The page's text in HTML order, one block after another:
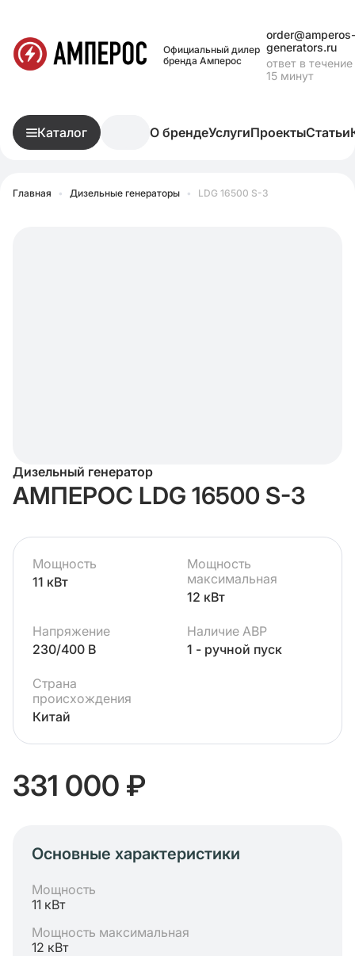
Официальный дилер
бренда Амперос
order@amperos-
generators.ru
ответ в течение
15 минут
Каталог О брендеУслугиПроектыСтатьи
Главная • Дизельные генераторы • LDG 16500 S-3
Дизельный генератор
АМПЕРОС LDG 16500 S-3
Мощность
11 кВт
Мощность
максимальная
12 кВт
Напряжение
230/400 В
Наличие АВР
1 - ручной пуск
Страна
происхождения
Китай
331 000 ₽
Основные характеристики
Мощность
11 кВт
Мощность максимальная
12 кВт